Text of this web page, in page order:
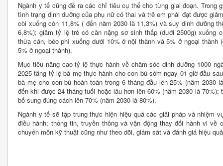
Ngành y tế cũng đề ra các chỉ tiêu cụ thể cho từng giai đoạn. Trong
tình trạng dinh dưỡng của phụ nữ có thai và trẻ em phải đạt được
còi xuống còn 11,8% ( đến năm 2030 là 11,3%) và suy dinh dưỡng
6,8%); giảm tỷ lệ trẻ có cân nặng sơ sinh thấp (dưới 2500g) xuống
thừa cân, béo phì xuống dưới 10% ở nội thành và 5% ở ngoại thành
5% ở ngoại thành).
Mục tiêu nâng cao tỷ lệ thực hành về chăm sóc dinh dưỡng 1000
2025 tăng tỷ lệ bà mẹ thực hành cho con bú sớm ngay 01 giờ đầu
bà mẹ cho con bú hoàn toàn trong 6 tháng đầu lên 25% (năm
đến khi được 24 tháng tuổi hoặc lâu hơn lên 60% (năm 2030 là
bổ sung đúng cách lên 70% (năm 2030 là 80%).
Ngành y tế sẽ tập trung thực hiện hiệu quả các giải pháp và nhiệm
điều hành; thông tin, truyền thông và vận động thay đổi hành vi về
chuyên môn kỹ thuật cũng như theo dõi, giám sát và đánh giá hiệu